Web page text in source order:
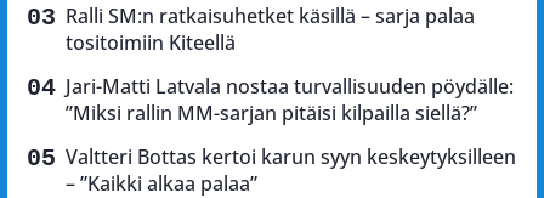
Ralli SM:n ratkaisuhetket käsillä – sarja palaa
tositoimiin Kiteellä
Jari-Matti Latvala nostaa turvallisuuden pöydälle:
”Miksi rallin MM-sarjan pitäisi kilpailla siellä?”
Valtteri Bottas kertoi karun syyn keskeytyksilleen
– ”Kaikki alkaa palaa”